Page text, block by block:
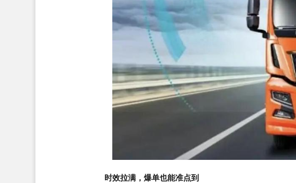
时效拉满，爆单也能准点到